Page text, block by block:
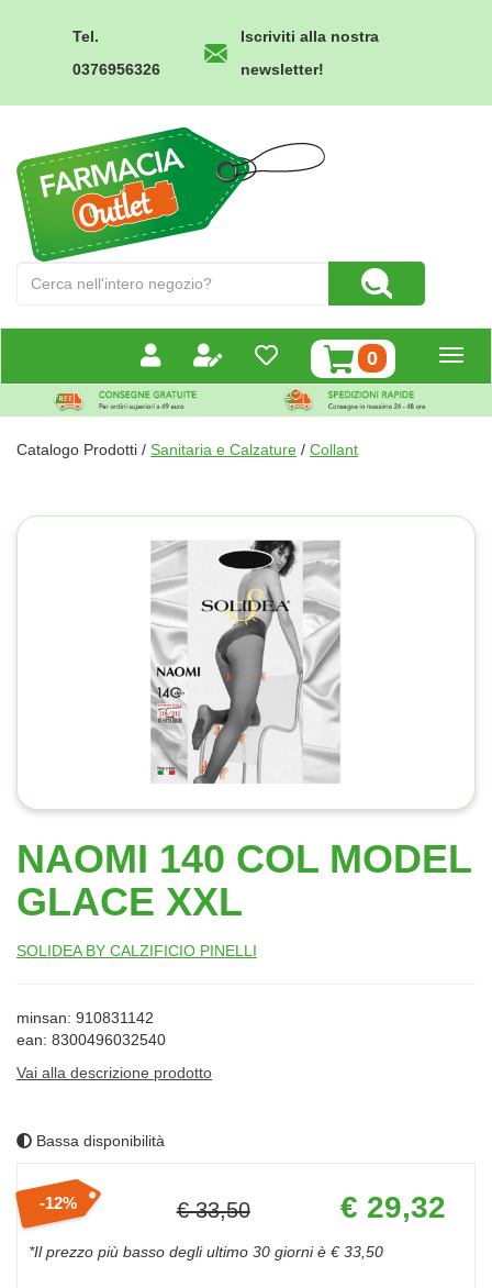
Tel.
0376956326
Iscriviti alla nostra
newsletter!
Outlet
Prodotto
Cerca Prodotto
0prodotti
inseriti
Catalogo Prodotti / Sanitaria e Calzature / Collant
NAOMI 140 COL MODEL
GLACE XXL
SOLIDEA BY CALZIFICIO PINELLI
minsan: 910831142
ean: 8300496032540
Vai alla descrizione prodotto
Bassa disponibilità
Sconto
del
12% € 33,50
Prezzo
scontato
€ 29,32
*Il prezzo più basso degli ultimo 30 giorni è € 33,50